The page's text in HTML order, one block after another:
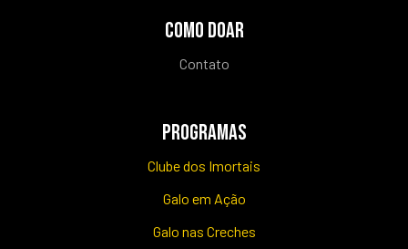
COMO DOAR
Contato
PROGRAMAS
Clube dos Imortais
Galo em Ação
Galo nas Creches